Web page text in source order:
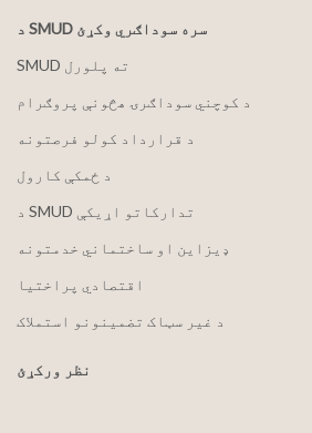
د SMUD سره سوداګري وکړئ
SMUD ته پلورل
د کوچني سوداګرۍ هڅونې پروګرام
د قرارداد کولو فرصتونه
د ځمکې کارول
د SMUD تدارکاتو اړیکې
ډیزاین او ساختماني خدمتونه
اقتصادي پراختیا
د غیر سټاک تضمینونو استملاک
نظر ورکړئ